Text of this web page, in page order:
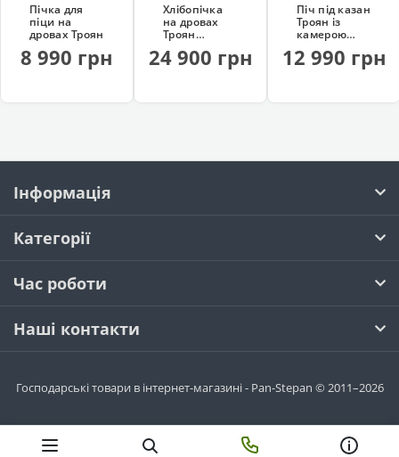
Пічка для
піци на
дровах Троян
8 990 грн
Хлібопічка
на дровах
Троян
24 900 грн
Піч під казан
Троян із
камерою
12 990 грн
Інформація
Категорії
Час роботи
Наші контакти
Господарські товари в інтернет-магазині - Pan-Stepan © 2011–2026